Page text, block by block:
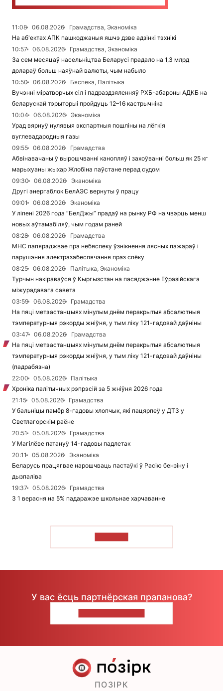
11:08 06.08.2026
Грамадства, Эканоміка
На аб'ектах АПК пашкоджаныя яшчэ дзве адзінкі тэхнікі
10:57
06.08.2026
Грамадства, Эканоміка
За сем месяцаў насельніцтва Беларусі прадало на 1,3 млрд
долараў больш наяўнай валюты, чым набыло
10:50
06.08.2026
Бяспека, Палітыка
Вучэнні міратворчых сіл і падраздзяленняў РХБ-абароны АДКБ на
беларускай тэрыторыі пройдуць 12–16 кастрычніка
10:04
06.08.2026
Эканоміка
Урад вярнуў нулявыя экспартныя пошліны на лёгкія
вуглевадародныя газы
09:55
06.08.2026
Грамадства
Абвінавачаны ў вырошчванні канопляў і захоўванні больш як 25 кг
марыхуаны жыхар Жлобіна паўстане перад судом
09:30
06.08.2026
Эканоміка
Другі энергаблок БелАЭС вернуты ў працу
09:01
06.08.2026
Эканоміка
У ліпені 2026 года “БелДжы” прадаў на рынку РФ на чвэрць менш
новых аўтамабіляў, чым годам раней
08:28
06.08.2026
Грамадства
МНС папярэджвае пра небяспеку ўзнікнення лясных пажараў і
парушэння электразабеспячэння праз спёку
08:25
06.08.2026
Палітыка, Эканоміка
Турчын накіраваўся ў Кыргызстан на пасяджэнне Еўразійскага
міжурадавага савета
03:59
06.08.2026
Грамадства
На пяці метэастанцыях мінулым днём перакрытыя абсалютныя
тэмпературныя рэкорды жніўня, у тым ліку 121-гадовай даўніны
03:47
06.08.2026
Грамадства
На пяці метэастанцыях мінулым днём перакрытыя абсалютныя
тэмпературныя рэкорды жніўня, у тым ліку 121-гадовай даўніны
(падрабязна)
22:00
05.08.2026
Палітыка
Хроніка палітычных рэпрэсій за 5 жніўня 2026 года
21:15
05.08.2026
Грамадства
У бальніцы памёр 8-гадовы хлопчык, які пацярпеў у ДТЗ у
Светлагорскім раёне
20:51
05.08.2026
Грамадства
У Магілёве патануў 14-гадовы падлетак
20:11
05.08.2026
Эканоміка
Беларусь працягвае нарошчваць пастаўкі ў Расію бензіну і
дызпаліва
19:37
05.08.2026
Грамадства
З 1 верасня на 5% падаражэе школьнае харчаванне
У вас ёсць партнёрская прапанова?
ПОЗІРК